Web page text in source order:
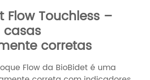
Flow Touchless –
corretas
Flow da BioBidet é uma